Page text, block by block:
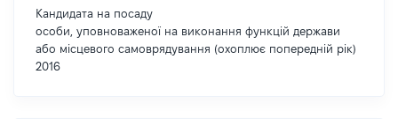
Кандидата на посаду
особи, уповноваженої на виконання функцій держави
або місцевого самоврядування (охоплює попередній рік)
2016